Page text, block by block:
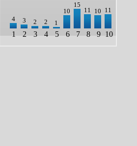
4 3 2 2 1
10
15
11 10 11
1 2 3 4 5 6 7 8 9 10